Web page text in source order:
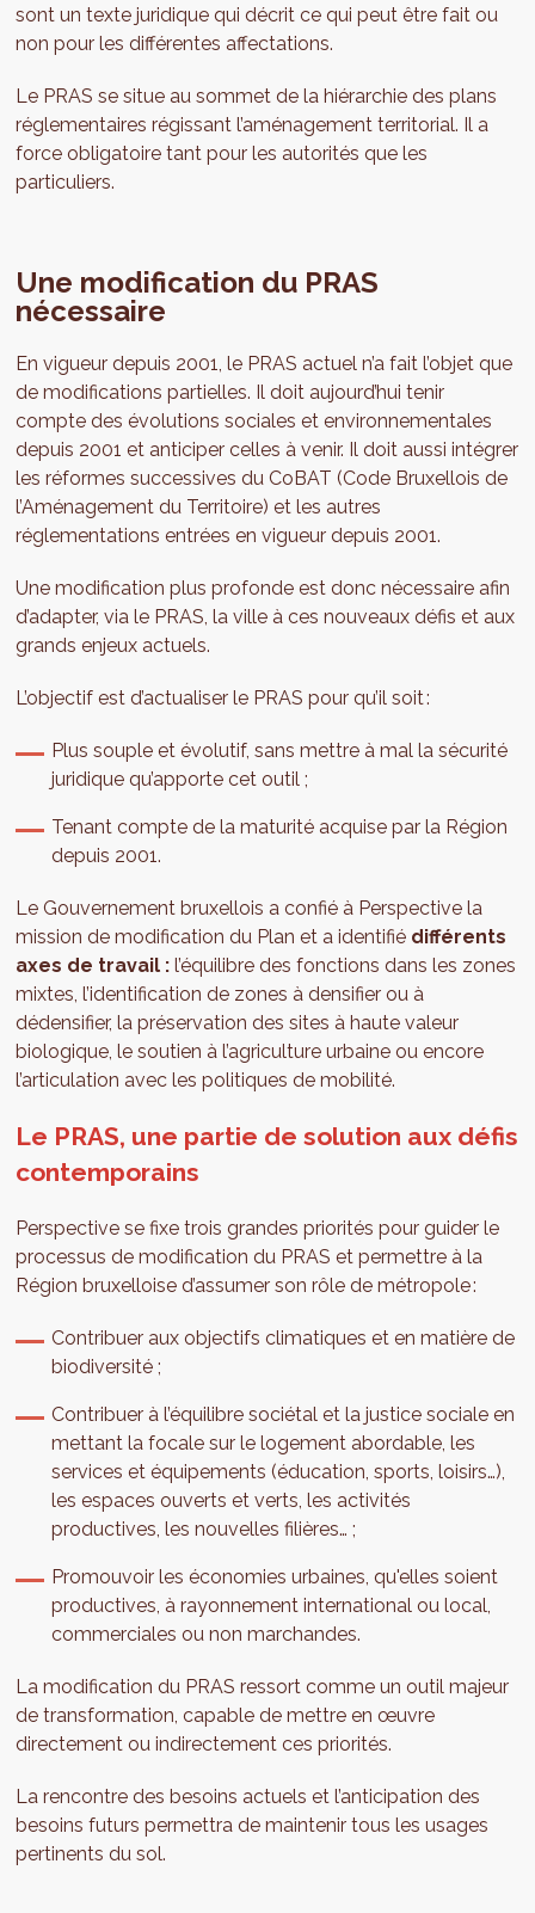
sont un texte juridique qui décrit ce qui peut être fait ou
non pour les différentes affectations.
Le PRAS se situe au sommet de la hiérarchie des plans
réglementaires régissant l’aménagement territorial. Il a
force obligatoire tant pour les autorités que les
particuliers.
Une modification du PRAS
nécessaire
En vigueur depuis 2001, le PRAS actuel n’a fait l’objet que
de modifications partielles. Il doit aujourd’hui tenir
compte des évolutions sociales et environnementales
depuis 2001 et anticiper celles à venir. Il doit aussi intégrer
les réformes successives du CoBAT (Code Bruxellois de
l’Aménagement du Territoire) et les autres
réglementations entrées en vigueur depuis 2001.
Une modification plus profonde est donc nécessaire afin
d’adapter, via le PRAS, la ville à ces nouveaux défis et aux
grands enjeux actuels.
L’objectif est d’actualiser le PRAS pour qu’il soit :
Plus souple et évolutif, sans mettre à mal la sécurité
juridique qu’apporte cet outil ;
Tenant compte de la maturité acquise par la Région
depuis 2001.
Le Gouvernement bruxellois a confié à Perspective la
mission de modification du Plan et a identifié différents
axes de travail : l’équilibre des fonctions dans les zones
mixtes, l’identification de zones à densifier ou à
dédensifier, la préservation des sites à haute valeur
biologique, le soutien à l’agriculture urbaine ou encore
l’articulation avec les politiques de mobilité.
Le PRAS, une partie de solution aux défis
contemporains
Perspective se fixe trois grandes priorités pour guider le
processus de modification du PRAS et permettre à la
Région bruxelloise d’assumer son rôle de métropole :
Contribuer aux objectifs climatiques et en matière de
biodiversité ;
Contribuer à l’équilibre sociétal et la justice sociale en
mettant la focale sur le logement abordable, les
services et équipements (éducation, sports, loisirs…),
les espaces ouverts et verts, les activités
productives, les nouvelles filières… ;
Promouvoir les économies urbaines, qu'elles soient
productives, à rayonnement international ou local,
commerciales ou non marchandes.
La modification du PRAS ressort comme un outil majeur
de transformation, capable de mettre en œuvre
directement ou indirectement ces priorités.
La rencontre des besoins actuels et l’anticipation des
besoins futurs permettra de maintenir tous les usages
pertinents du sol.